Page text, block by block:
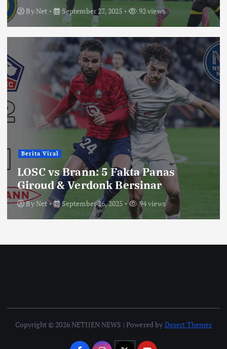
ByNet September 27, 2025 92 views
Berita Viral
LOSC vs Brann: 5 Fakta Panas
Giroud & Verdonk Bersinar
ByNet September 26, 2025 94 views
Copyright © 2026 NETIJEN NEWS | Powered by Desert Themes